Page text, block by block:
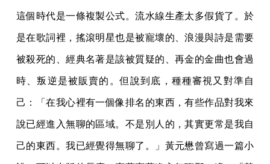
這個時代是一條複製公式。流水線生產太多假貨了。於
是在歌詞裡，搖滾明星也是被寵壞的、浪漫與詩是需要
被殺死的、經典名著是該被質疑的、再金的金曲也會過
時、叛逆是被販賣的。但說到底，種種審視又對準自
己：「在我心裡有一個像排名的東西，有些作品對我來
說已經進入無聊的區域。不是別人的，其實更常是我自
己的東西。我已經覺得無聊了。」黃元懋曾寫過一篇小